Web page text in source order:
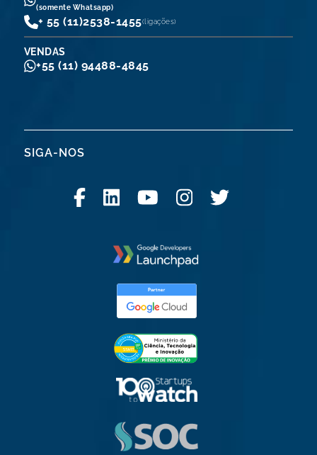
(somente Whatsapp)
+ 55 (11)2538-1455(ligações)
VENDAS
+55 (11) 94488-4845
SIGA-NOS